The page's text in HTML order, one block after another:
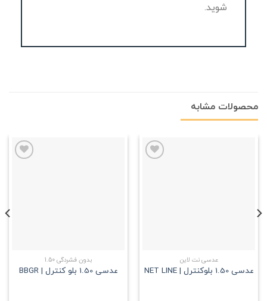
شوید.
محصولات مشابه
عدسی نت لاین
عدسی 1.50 بلوکنترل | NET LINE
بدون فشردگی 1.50
عدسی 1.50 بلو کنترل | BBGR